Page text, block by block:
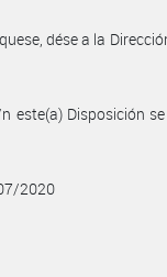
dése a la
este(a) Disposición
2020